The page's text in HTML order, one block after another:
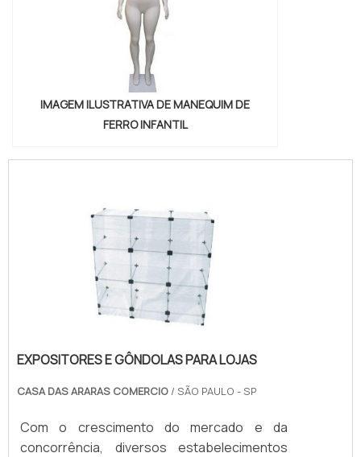
IMAGEM ILUSTRATIVA DE MANEQUIM DE
FERRO INFANTIL
EXPOSITORES E GÔNDOLAS PARA LOJAS
CASA DAS ARARAS COMERCIO / SÃO PAULO - SP
Com o crescimento do mercado e da
concorrência, diversos estabelecimentos